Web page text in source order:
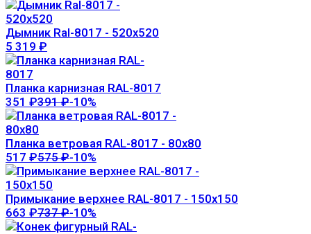
Дымник Ral-8017 - 520х520
5 319 ₽
Планка карнизная RAL-8017
351 ₽391₽-10%
Планка ветровая RAL-8017 - 80х80
517 ₽575₽-10%
Примыкание верхнее RAL-8017 - 150х150
663 ₽737₽-10%